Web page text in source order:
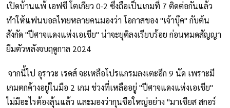
เปิดบ้านแพ้ เอฟซี โตเกียว 0-2 ซึ่งถือเป็นเกมที่ 7 ติดต่อกันแล้ว
ทำให้แฟนบอลไทยหลายคนมองว่า โอกาสของ "เจ้าบุ๊ค" กับต้น
สังกัด "ปีศาจแดงแห่งเอเชีย" น่าจะยุติลงเรียบร้อย ก่อนหมดสัญญา
ยืมตัวหลังจบฤดูกาล 2024
จากนี้ไป อุราวะ เรดส์ จะเหลือโปรแกรมลงเตะอีก 9 นัด เพราะมี
เกมตกค้างอยู่ในมือ 2 เกม ช่วงที่เหลืออยู่ "ปีศาจแดงแห่งเอเชีย"
ไม่มีอะไรต้องลุ้นแล้ว และมองว่ากุนซือใหญ่อย่าง "มาเซียส สกอร์